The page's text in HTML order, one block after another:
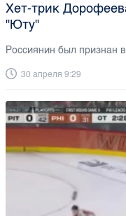
Хет-трик
"Юту"
Россиянин был признан
30 апреля 9:29